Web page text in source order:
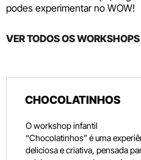
podes experimentar no WOW!
VER TODOS OS WORKSHOPS
CHOCOLATINHOS
O workshop infantil
“Chocolatinhos” é uma
deliciosa e criativa, pensada